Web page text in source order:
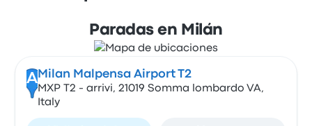
Paradas en Milán
A Milan Malpensa Airport T2
MXP T2 - arrivi, 21019 Somma lombardo VA,
Italy